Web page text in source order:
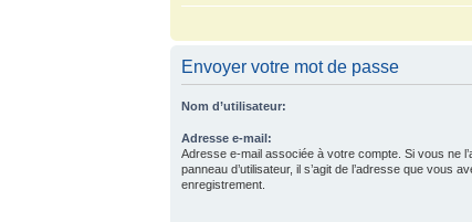
Envoyer votre mot de passe
Nom d’utilisateur:
Adresse e-mail:
Adresse e-mail associée à votre compte. Si vous ne
panneau d’utilisateur, il s’agit de l’adresse que vous
enregistrement.